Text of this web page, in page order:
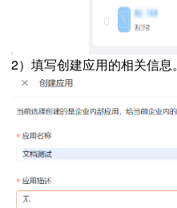
2）填写创建应用的相关信息。